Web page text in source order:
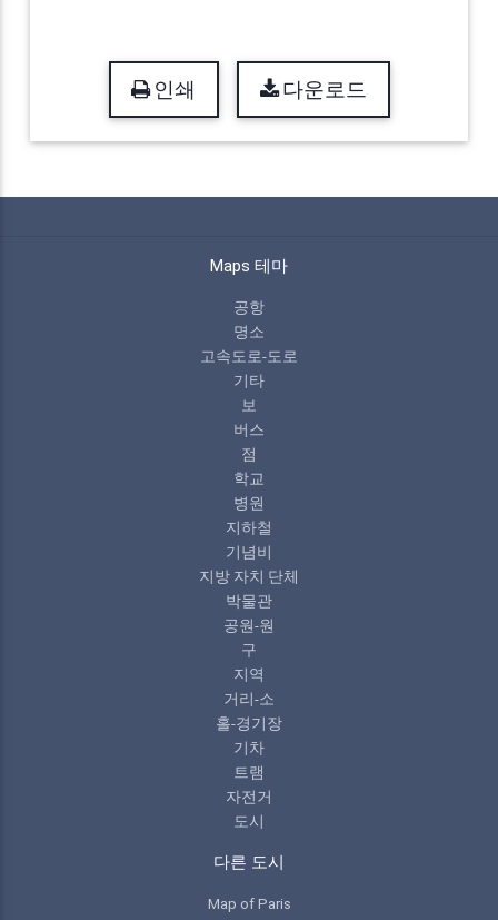
인쇄 다운로드
Maps 테마
공항
명소
고속도로-도로
기타
보
버스
점
학교
병원
지하철
기념비
지방 자치 단체
박물관
공원-원
구
지역
거리-소
홀-경기장
기차
트램
자전거
도시
다른 도시
Map of Paris